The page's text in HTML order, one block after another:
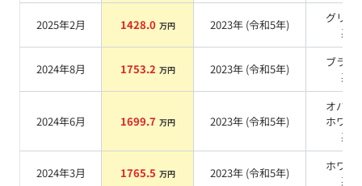
2025年2月 1428.0 万円 2023年 (令和5年)
グリー
系
2024年8月 1753.2 万円 2023年 (令和5年)
ブラッ
系
2024年6月 1699.7 万円 2023年 (令和5年)
オパリ
ホワイ
系
2024年3月 1765.5 万円 2023年 (令和5年)
ホワイ
系